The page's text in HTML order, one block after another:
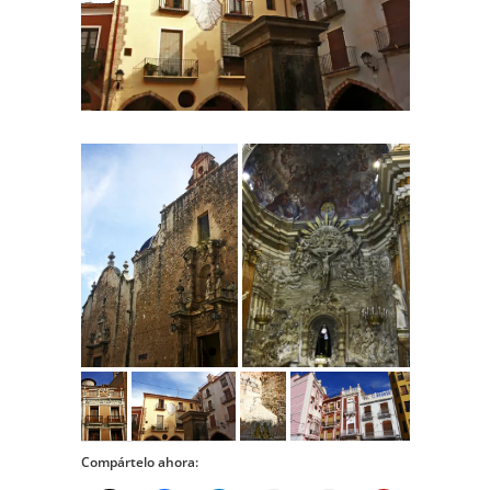
Compártelo ahora: